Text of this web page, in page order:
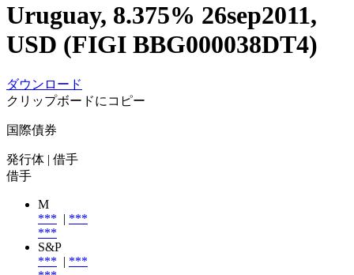
Uruguay, 8.375% 26sep2011,
USD (FIGI BBG000038DT4)
ダウンロード
クリップボードにコピー
国際債券
発行体 | 借手
借手
M
*** | ***
***
S&P
*** | ***